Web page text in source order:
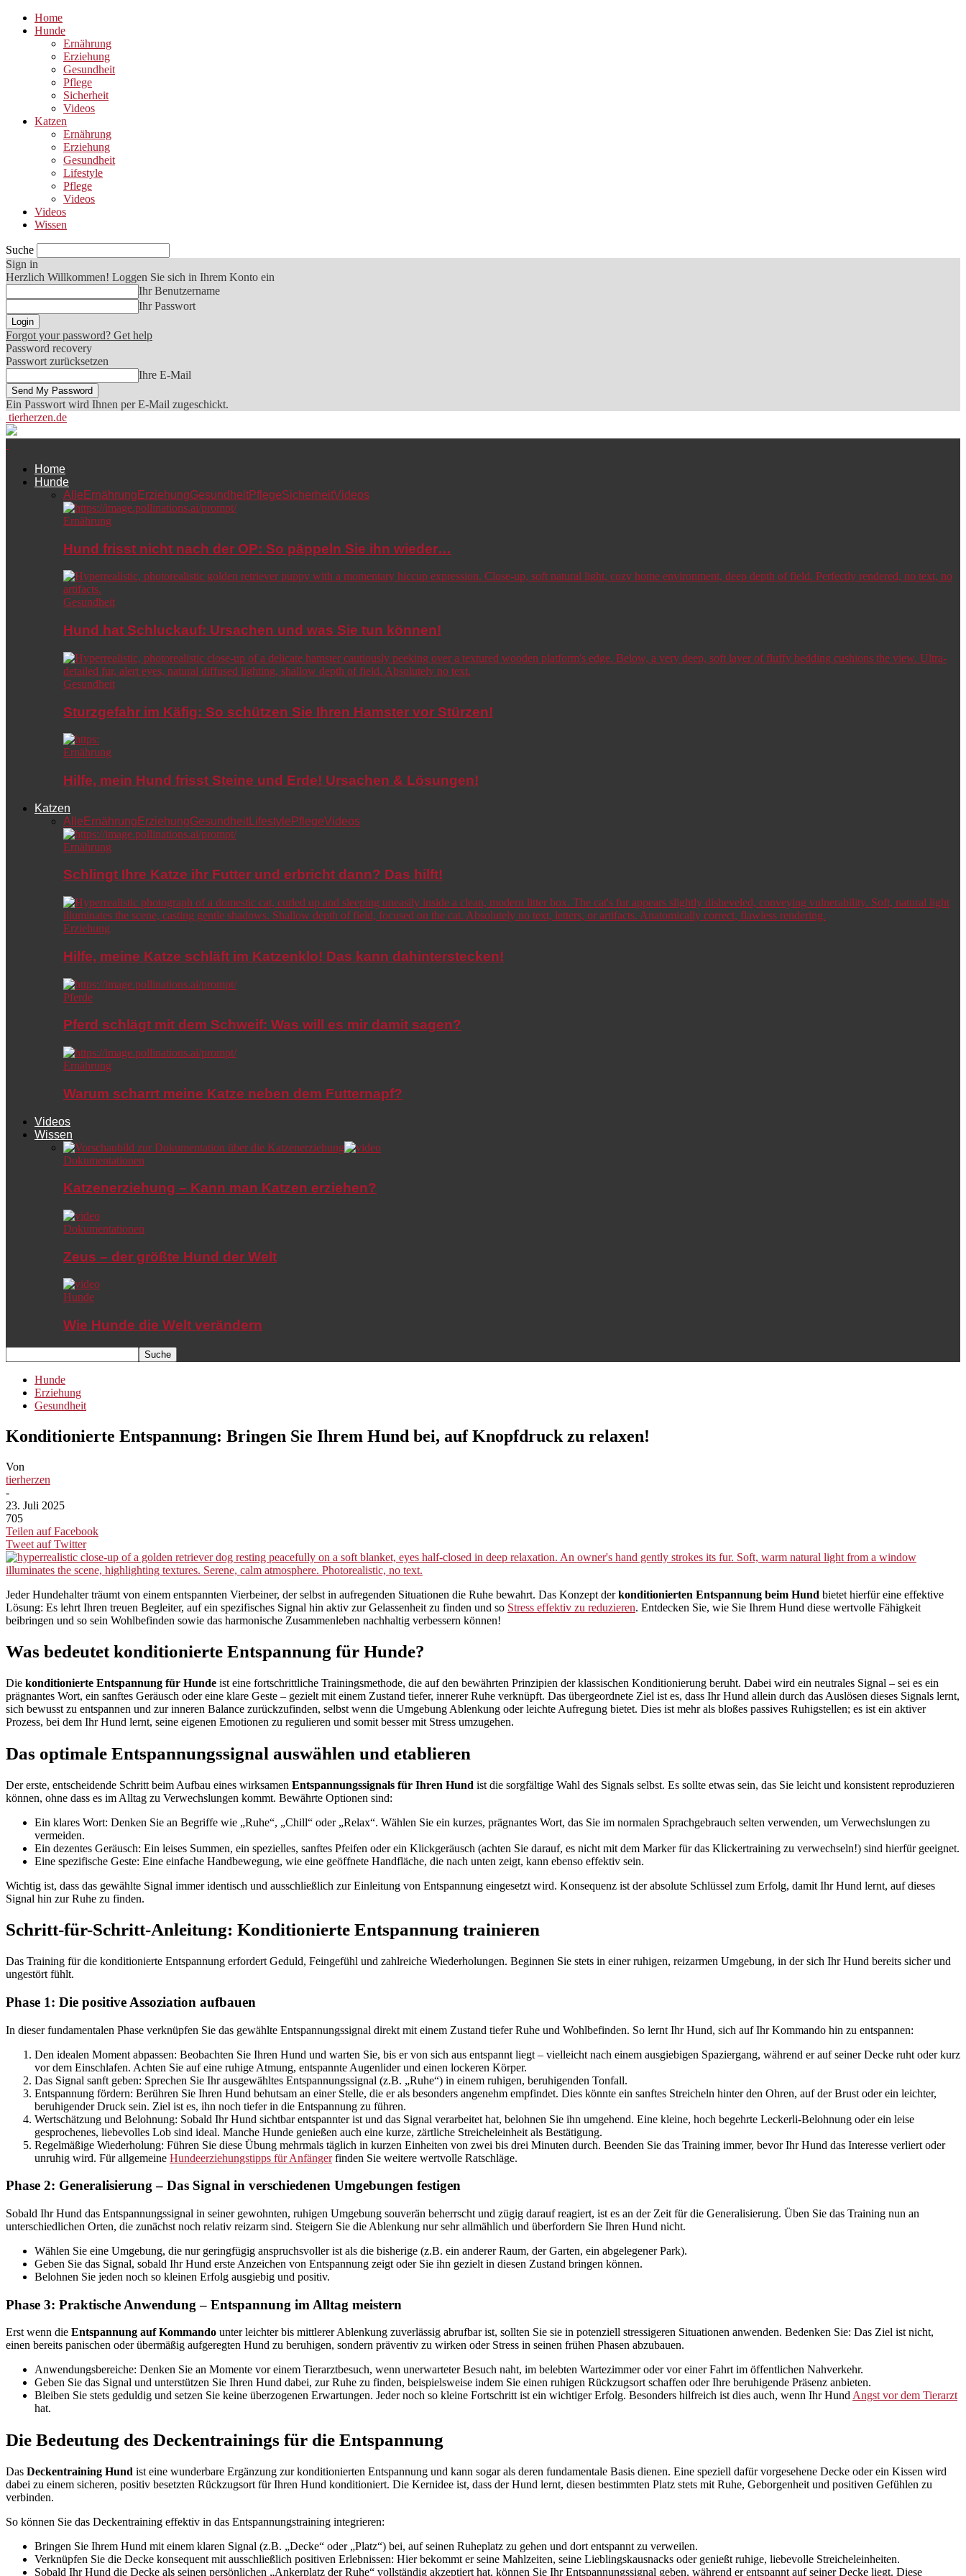
Home
Hunde
Ernährung
Erziehung
Gesundheit
Pflege
Sicherheit
Videos
Katzen
Ernährung
Erziehung
Gesundheit
Lifestyle
Pflege
Videos
Videos
Wissen
Suche
Sign in
Herzlich Willkommen! Loggen Sie sich in Ihrem Konto ein
Ihr Benutzername
Ihr Passwort
Forgot your password? Get help
Password recovery
Passwort zurücksetzen
Ihre E-Mail
Ein Passwort wird Ihnen per E-Mail zugeschickt.
tierherzen.de
Home
Hunde
Alle Ernährung ErziehungGesundheitPflegeSicherheitVideos
Ernährung
Hund frisst nicht nach der OP: So päppeln Sie ihn wieder…
Gesundheit
Hund hat Schluckauf: Ursachen und was Sie tun können!
Gesundheit
Sturzgefahr im Käfig: So schützen Sie Ihren Hamster vor Stürzen!
Ernährung
Hilfe, mein Hund frisst Steine und Erde! Ursachen & Lösungen!
Katzen
Alle Ernährung ErziehungGesundheitLifestyle PflegeVideos
Ernährung
Schlingt Ihre Katze ihr Futter und erbricht dann? Das hilft!
Erziehung
Hilfe, meine Katze schläft im Katzenklo! Das kann dahinterstecken!
Pferde
Pferd schlägt mit dem Schweif: Was will es mir damit sagen?
Ernährung
Warum scharrt meine Katze neben dem Futternapf?
Videos
Wissen
Dokumentationen
Katzenerziehung – Kann man Katzen erziehen?
Dokumentationen
Zeus – der größte Hund der Welt
Hunde
Wie Hunde die Welt verändern
Hunde
Erziehung
Gesundheit
Konditionierte Entspannung: Bringen Sie Ihrem Hund bei, auf Knopfdruck zu relaxen!
Von
tierherzen
-
23. Juli 2025
705
Teilen auf Facebook
Tweet auf Twitter
Jeder Hundehalter träumt von einem entspannten Vierbeiner, der selbst in aufregenden Situationen die Ruhe bewahrt. Das Konzept derkonditionierten Entspannung beim Hund bietet hierfür eine effektive
Lösung: Es lehrt Ihren treuen Begleiter, auf ein spezifisches Signal hin aktiv zur Gelassenheit zu finden und so Stress effektiv zu reduzieren. Entdecken Sie, wie Sie Ihrem Hund diese wertvolle Fähigkeit
beibringen und so sein Wohlbefinden sowie das harmonische Zusammenleben nachhaltig verbessern können!
Was bedeutet konditionierte Entspannung für Hunde?
Die konditionierte Entspannung für Hunde ist eine fortschrittliche Trainingsmethode, die auf den bewährten Prinzipien der klassischen Konditionierung beruht. Dabei wird ein neutrales Signal – sei es ein
prägnantes Wort, ein sanftes Geräusch oder eine klare Geste – gezielt mit einem Zustand tiefer, innerer Ruhe verknüpft. Das übergeordnete Ziel ist es, dass Ihr Hund allein durch das Auslösen dieses Signals lernt,
sich bewusst zu entspannen und zur inneren Balance zurückzufinden, selbst wenn die Umgebung Ablenkung oder leichte Aufregung bietet. Dies ist mehr als bloßes passives Ruhigstellen; es ist ein aktiver
Prozess, bei dem Ihr Hund lernt, seine eigenen Emotionen zu regulieren und somit besser mit Stress umzugehen.
Das optimale Entspannungssignal auswählen und etablieren
Der erste, entscheidende Schritt beim Aufbau eines wirksamen Entspannungssignals für Ihren Hund ist die sorgfältige Wahl des Signals selbst. Es sollte etwas sein, das Sie leicht und konsistent reproduzieren
können, ohne dass es im Alltag zu Verwechslungen kommt. Bewährte Optionen sind:
Ein klares Wort: Denken Sie an Begriffe wie „Ruhe“, „Chill“ oder „Relax“. Wählen Sie ein kurzes, prägnantes Wort, das Sie im normalen Sprachgebrauch selten verwenden, um Verwechslungen zu
vermeiden.
Ein dezentes Geräusch: Ein leises Summen, ein spezielles, sanftes Pfeifen oder ein Klickgeräusch (achten Sie darauf, es nicht mit dem Marker für das Klickertraining zu verwechseln!) sind hierfür geeignet.
Eine spezifische Geste: Eine einfache Handbewegung, wie eine geöffnete Handfläche, die nach unten zeigt, kann ebenso effektiv sein.
Wichtig ist, dass das gewählte Signal immer identisch und ausschließlich zur Einleitung von Entspannung eingesetzt wird. Konsequenz ist der absolute Schlüssel zum Erfolg, damit Ihr Hund lernt, auf dieses
Signal hin zur Ruhe zu finden.
Schritt-für-Schritt-Anleitung: Konditionierte Entspannung trainieren
Das Training für die konditionierte Entspannung erfordert Geduld, Feingefühl und zahlreiche Wiederholungen. Beginnen Sie stets in einer ruhigen, reizarmen Umgebung, in der sich Ihr Hund bereits sicher und
ungestört fühlt.
Phase 1: Die positive Assoziation aufbauen
In dieser fundamentalen Phase verknüpfen Sie das gewählte Entspannungssignal direkt mit einem Zustand tiefer Ruhe und Wohlbefinden. So lernt Ihr Hund, sich auf Ihr Kommando hin zu entspannen:
Den idealen Moment abpassen: Beobachten Sie Ihren Hund und warten Sie, bis er von sich aus entspannt liegt – vielleicht nach einem ausgiebigen Spaziergang, während er auf seiner Decke ruht oder kurz
vor dem Einschlafen. Achten Sie auf eine ruhige Atmung, entspannte Augenlider und einen lockeren Körper.
Das Signal sanft geben: Sprechen Sie Ihr ausgewähltes Entspannungssignal (z.B. „Ruhe“) in einem ruhigen, beruhigenden Tonfall.
Entspannung fördern: Berühren Sie Ihren Hund behutsam an einer Stelle, die er als besonders angenehm empfindet. Dies könnte ein sanftes Streicheln hinter den Ohren, auf der Brust oder ein leichter,
beruhigender Druck sein. Ziel ist es, ihn noch tiefer in die Entspannung zu führen.
Wertschätzung und Belohnung: Sobald Ihr Hund sichtbar entspannter ist und das Signal verarbeitet hat, belohnen Sie ihn umgehend. Eine kleine, hoch begehrte Leckerli-Belohnung oder ein leise
gesprochenes, liebevolles Lob sind ideal. Manche Hunde genießen auch eine kurze, zärtliche Streicheleinheit als Bestätigung.
Regelmäßige Wiederholung: Führen Sie diese Übung mehrmals täglich in kurzen Einheiten von zwei bis drei Minuten durch. Beenden Sie das Training immer, bevor Ihr Hund das Interesse verliert oder
unruhig wird. Für allgemeine Hundeerziehungstipps für Anfängerfinden Sie weitere wertvolle Ratschläge.
Phase 2: Generalisierung – Das Signal in verschiedenen Umgebungen festigen
Sobald Ihr Hund das Entspannungssignal in seiner gewohnten, ruhigen Umgebung souverän beherrscht und zügig darauf reagiert, ist es an der Zeit für die Generalisierung. Üben Sie das Training nun an
unterschiedlichen Orten, die zunächst noch relativ reizarm sind. Steigern Sie die Ablenkung nur sehr allmählich und überfordern Sie Ihren Hund nicht.
Wählen Sie eine Umgebung, die nur geringfügig anspruchsvoller ist als die bisherige (z.B. ein anderer Raum, der Garten, ein abgelegener Park).
Geben Sie das Signal, sobald Ihr Hund erste Anzeichen von Entspannung zeigt oder Sie ihn gezielt in diesen Zustand bringen können.
Belohnen Sie jeden noch so kleinen Erfolg ausgiebig und positiv.
Phase 3: Praktische Anwendung – Entspannung im Alltag meistern
Erst wenn die Entspannung auf Kommando unter leichter bis mittlerer Ablenkung zuverlässig abrufbar ist, sollten Sie sie in potenziell stressigeren Situationen anwenden. Bedenken Sie: Das Ziel ist nicht,
einen bereits panischen oder übermäßig aufgeregten Hund zu beruhigen, sondern präventiv zu wirken oder Stress in seinen frühen Phasen abzubauen.
Anwendungsbereiche: Denken Sie an Momente vor einem Tierarztbesuch, wenn unerwarteter Besuch naht, im belebten Wartezimmer oder vor einer Fahrt im öffentlichen Nahverkehr.
Geben Sie das Signal und unterstützen Sie Ihren Hund dabei, zur Ruhe zu finden, beispielsweise indem Sie einen ruhigen Rückzugsort schaffen oder Ihre beruhigende Präsenz anbieten.
Bleiben Sie stets geduldig und setzen Sie keine überzogenen Erwartungen. Jeder noch so kleine Fortschritt ist ein wichtiger Erfolg. Besonders hilfreich ist dies auch, wenn Ihr HundAngst vor dem Tierarzt
hat.
Die Bedeutung des Deckentrainings für die Entspannung
Das Deckentraining Hund ist eine wunderbare Ergänzung zur konditionierten Entspannung und kann sogar als deren fundamentale Basis dienen. Eine speziell dafür vorgesehene Decke oder ein Kissen wird
dabei zu einem sicheren, positiv besetzten Rückzugsort für Ihren Hund konditioniert. Die Kernidee ist, dass der Hund lernt, diesen bestimmten Platz stets mit Ruhe, Geborgenheit und positiven Gefühlen zu
verbinden.
So können Sie das Deckentraining effektiv in das Entspannungstraining integrieren:
Bringen Sie Ihrem Hund mit einem klaren Signal (z.B. „Decke“ oder „Platz“) bei, auf seinen Ruheplatz zu gehen und dort entspannt zu verweilen.
Verknüpfen Sie die Decke konsequent mit ausschließlich positiven Erlebnissen: Hier bekommt er seine Mahlzeiten, seine Lieblingskausnacks oder genießt ruhige, liebevolle Streicheleinheiten.
Sobald Ihr Hund die Decke als seinen persönlichen „Ankerplatz der Ruhe“ vollständig akzeptiert hat, können Sie Ihr Entspannungssignal geben, während er entspannt auf seiner Decke liegt. Diese